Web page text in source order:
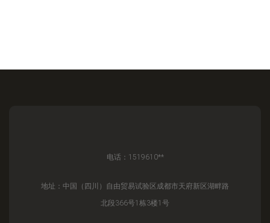
电话：1519610**
地址：中国（四川）自由贸易试验区成都市天府新区湖畔路
北段366号1栋3楼1号